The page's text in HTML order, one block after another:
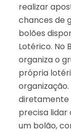
realizar
chances de
bolões
Lotérico. No
organiza o
própria
diretamente
precisa
um bolão,